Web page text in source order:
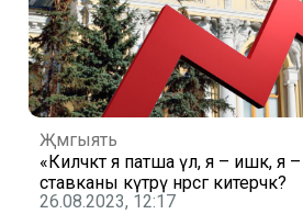
Җәмгыять
«Киләчәктә я патша үлә, я – ишәк, я
ставканы күтәрү нәрсәгә китерәчәк?
26.08.2023, 12:17